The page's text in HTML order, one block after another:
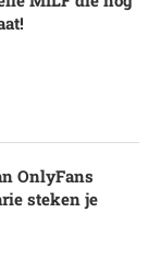
OnlyFans
steken je